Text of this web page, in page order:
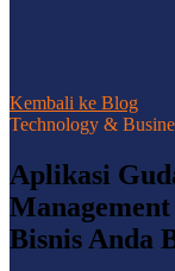
Kembali ke Blog
Technology &
Aplikasi
Bisnis Anda